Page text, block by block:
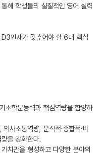
해 학생들의 실질적인 영어 실력
인재가 갖추어야 할 6대 핵심
초학문능력과 핵심역량을 함양하
사소통역량, 분석적·종합적·비
을 강화한다.
치관을 형성하고 다양한 분야의